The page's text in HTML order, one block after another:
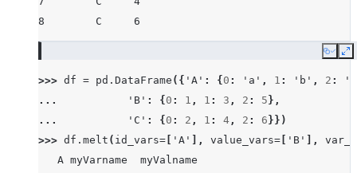
8        C     6
Copy
>>> df = pd . DataFrame ({ 'A' : { 0 : 'a' , 1 : 'b' , 2 :
...
'B' : { 0 : 1 , 1 : 3 , 2 : 5 },
...
'C' : { 0 : 2 , 1 : 4 , 2 : 6 }})
>>> df . melt ( id_vars= 'A' ], value_vars= 'B' ],
   A myVarname  myValname